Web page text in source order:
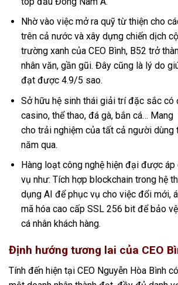
Nhờ vào việc mở ra quỹ từ thiện cho
trên cả nước và xây dựng chiến dịch
trường xanh của CEO Bình, B52 trở
nhân văn, gần gũi. Đây cũng là lý do
đạt được 4.9/5 sao.
Sở hữu hệ sinh thái giải trí đặc sắc có
casino, thể thao, đá gà, bắn cá…
cho trải nghiệm của tất cả người dùng
năm qua.
Hàng loạt công nghệ hiện đại được
vụ như: Tích hợp blockchain trong hệ
dụng AI để phục vụ cho việc đổi mới,
mã hóa cao cấp SSL 256 bit để bảo
cá nhân khách hàng.
Định hướng tương lai của CEO
Tính đến hiện tại CEO Nguyễn Hòa Bình